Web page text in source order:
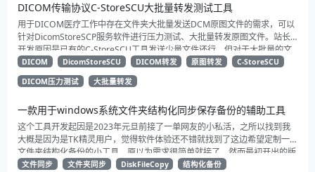
DICOM传输协议C-StoreSCU大批量转发测试工具
用于DICOM医疗工作中存在文件夹大批量发送DCM原图文件的需求，可以
针对DicomStoreSCP服务软件进行压力测试、大批量转发原图文件。站长
开发原因是已有的C-StoreSCU工具发送少量文件还行，但对于大批量的文
件发送实在力有未逮，于是就开发了一个大批量的发送测试工具（C-
StoreSCU）专门用于工作测试的版本，然后再基于这一版的软件美化下界
面后就诞生了这款DicomStoreSCU。
DICOM DicomStoreSCU DICOM转发 原图转发
C-StoreSCU
DICOM压力测试
大批量转发
一款用于windows系统文件夹结构化同步保存备份的辅助工具
这个工具开发起因是2023年元旦前接了一单网友的小私活，之所以找到我
大概是因为是TK精灵用户，觉得软件体验还不错就找到了这边希望定制一款
文件夹结构化备份的小工具，原以为需求很简单就接了，然而最初开出的版
本体验备份效率却非常的拉跨，期间对方给我提供了一些比较好的建议和思
文件同步 文件夹同步 DiskFileCopy 结构化备份